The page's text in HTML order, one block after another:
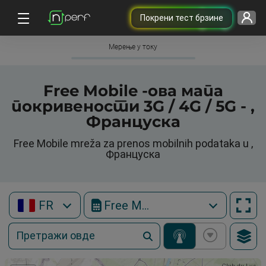
Покрени тест брзине
Мерење у току
Free Mobile -ова мапа
покривености 3G / 4G / 5G - ,
Француска
Free Mobile mreža za prenos mobilnih podataka u ,
Француска
FR Free Mobile